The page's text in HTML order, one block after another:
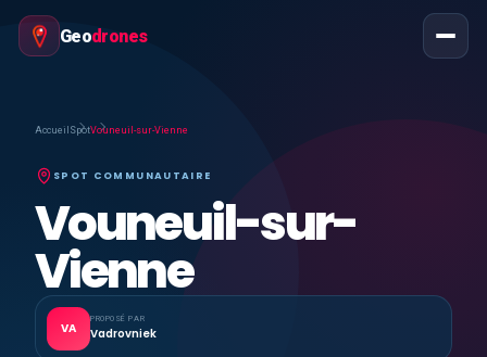
Geodrones
Accueil SpotVouneuil-sur-Vienne
SPOT COMMUNAUTAIRE
Vouneuil-sur-
Vienne
VA
PROPOSÉ PAR
Vadrovniek